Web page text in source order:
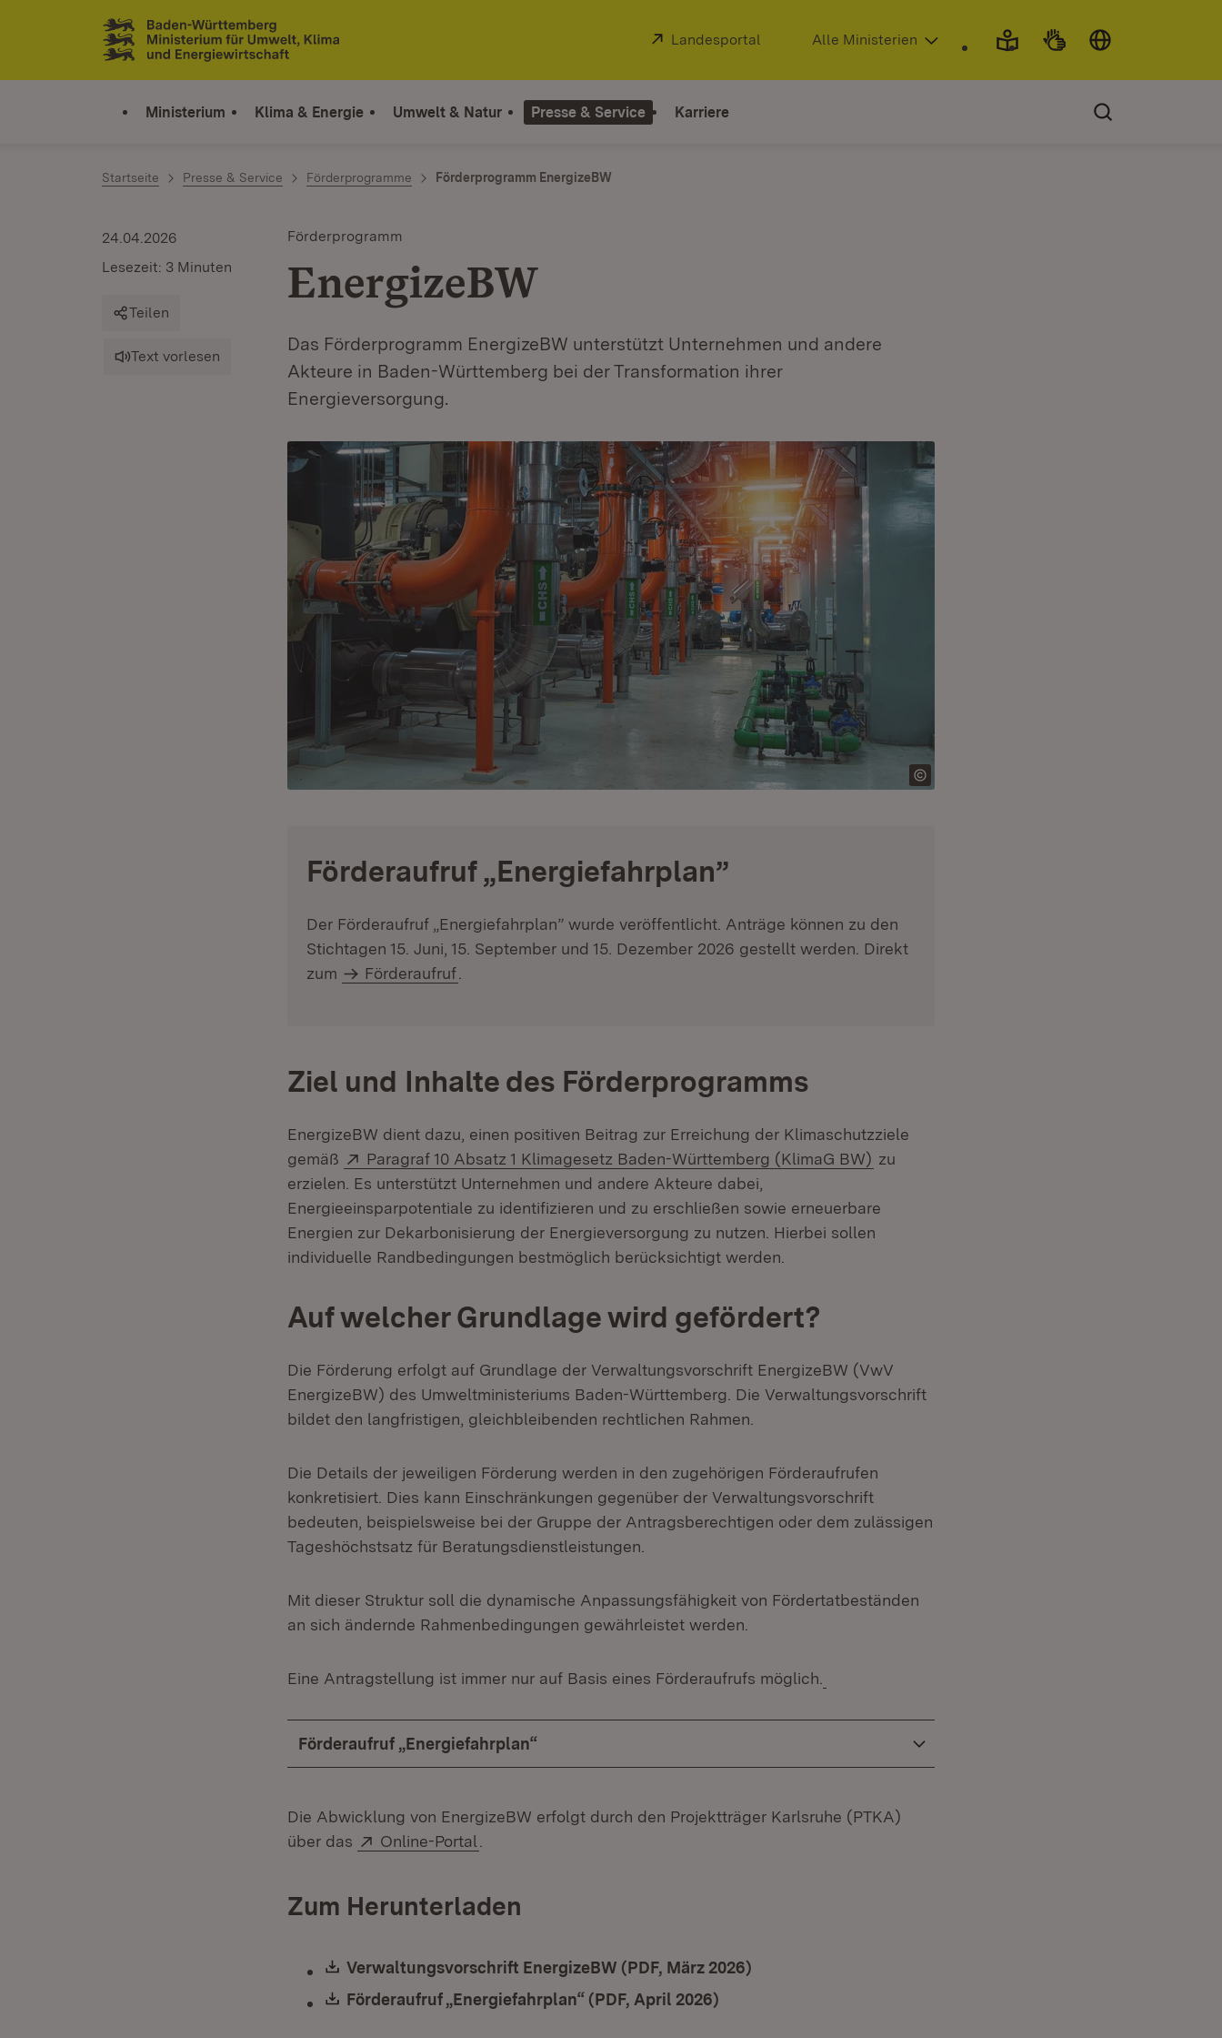
Zum Inhalt springen
Link zur Startseite
Extern:
Landesportal (Öffnet in neuem Fenster)
Alle Ministerien
Ministerium Klima & Energie Umwelt & Natur Presse & Service Karriere
Startseite Presse & Service Förderprogramme Förderprogramm EnergizeBW
Förderprogramm
EnergizeBW
Das Förderprogramm EnergizeBW unterstützt Unternehmen und andere
Akteure in Baden-Württemberg bei der Transformation ihrer
Energieversorgung.
24.04.2026
Lesezeit: 3 Minuten
Teilen
Text vorlesen
:Förderaufruf „Energiefahrplan”
Der Förderaufruf „Energiefahrplan” wurde veröffentlicht. Anträge können zu den
Stichtagen 15. Juni, 15. September und 15. Dezember 2026 gestellt werden. Direkt
zum
Förderaufruf
Ziel und Inhalte des Förderprogramms
EnergizeBW dient dazu, einen positiven Beitrag zur Erreichung der Klimaschutzziele
gemäß
Extern:
Paragraf 10 Absatz 1 Klimagesetz Baden-Württemberg (KlimaG BW) (Öffnet in neuem Fenster)
zu
erzielen. Es unterstützt Unternehmen und andere Akteure dabei,
Energieeinsparpotentiale zu identifizieren und zu erschließen sowie erneuerbare
Energien zur Dekarbonisierung der Energieversorgung zu nutzen. Hierbei sollen
individuelle Randbedingungen bestmöglich berücksichtigt werden.
Auf welcher Grundlage wird gefördert?
Die Förderung erfolgt auf Grundlage der Verwaltungsvorschrift EnergizeBW (VwV
EnergizeBW) des Umweltministeriums Baden-Württemberg. Die Verwaltungsvorschrift
bildet den langfristigen, gleichbleibenden rechtlichen Rahmen.
Die Details der jeweiligen Förderung werden in den zugehörigen Förderaufrufen
konkretisiert. Dies kann Einschränkungen gegenüber der Verwaltungsvorschrift
bedeuten, beispielsweise bei der Gruppe der Antragsberechtigen oder dem zulässigen
Tageshöchstsatz für Beratungsdienstleistungen.
Mit dieser Struktur soll die dynamische Anpassungsfähigkeit von Fördertatbeständen
an sich ändernde Rahmenbedingungen gewährleistet werden.
Eine Antragstellung ist immer nur auf Basis eines Förderaufrufs möglich.
Förderaufruf „Energiefahrplan“
Die Abwicklung von EnergizeBW erfolgt durch den Projektträger Karlsruhe (PTKA)
über das
Extern:
Online-Portal
Zum Herunterladen
Download:
Verwaltungsvorschrift EnergizeBW (PDF, März 2026)
Download:
Förderaufruf „Energiefahrplan“ (PDF, April 2026)